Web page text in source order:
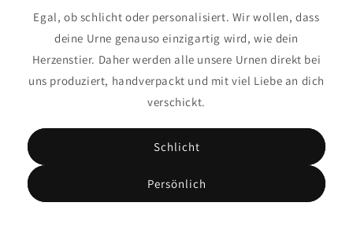
Egal, ob schlicht oder personalisiert. Wir wollen, dass
deine Urne genauso einzigartig wird, wie dein
Herzenstier. Daher werden alle unsere Urnen direkt bei
uns produziert, handverpackt und mit viel Liebe an dich
verschickt.
Schlicht
Persönlich